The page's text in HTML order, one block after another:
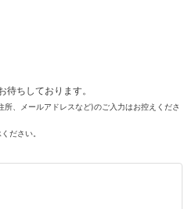
ちしております。
、メールアドレスなど)のご入力はお控えくださ
ださい。